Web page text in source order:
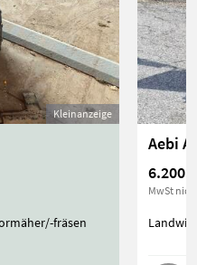
Kleinanzeige
fräsen
Aebi
6.200 €
MwSt